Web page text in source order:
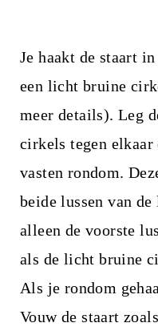
Je haakt de staart
een licht bruine
meer details). Leg
cirkels tegen elkaar
vasten rondom.
beide lussen van
alleen de voorste
als de licht bruine
Als je rondom
Vouw de staart